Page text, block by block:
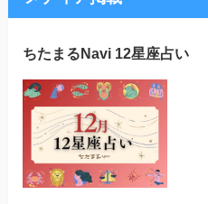
ちたまるNavi 12星座占い